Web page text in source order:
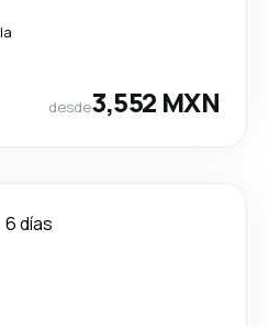
desde3,552 MXN
6 días